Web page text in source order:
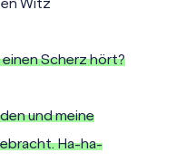
einen Scherz hört?
und meine
Ha-ha-